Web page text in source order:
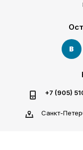
+7 (905)
Санкт-